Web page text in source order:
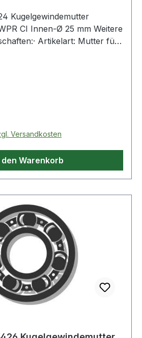
Kugelgewindemutter
CI Innen-Ø 25 mm Weitere
Artikelart: Mutter für
Versandkosten
den Warenkorb